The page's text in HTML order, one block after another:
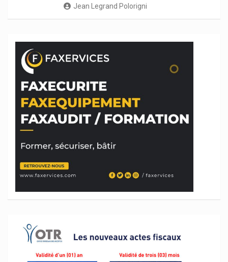
Jean Legrand Polorigni